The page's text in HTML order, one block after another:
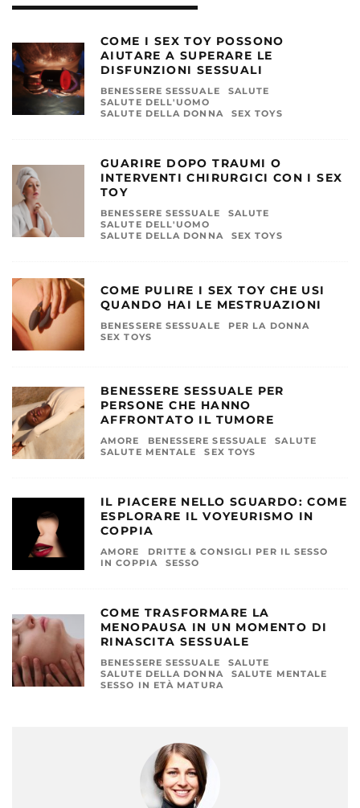
COME I SEX TOY POSSONO
AIUTARE A SUPERARE LE
DISFUNZIONI SESSUALI
BENESSERE SESSUALE
SALUTE
SALUTE DELL'UOMO
SALUTE DELLA DONNA
SEX TOYS
GUARIRE DOPO TRAUMI O
INTERVENTI CHIRURGICI CON I SEX
TOY
BENESSERE SESSUALE
SALUTE
SALUTE DELL'UOMO
SALUTE DELLA DONNA
SEX TOYS
COME PULIRE I SEX TOY CHE USI
QUANDO HAI LE MESTRUAZIONI
BENESSERE SESSUALE
PER LA DONNA
SEX TOYS
BENESSERE SESSUALE PER
PERSONE CHE HANNO
AFFRONTATO IL TUMORE
AMORE BENESSERE SESSUALE
SALUTE
SALUTE MENTALE
SEX TOYS
IL PIACERE NELLO SGUARDO: COME
ESPLORARE IL VOYEURISMO IN
COPPIA
AMORE
DRITTE & CONSIGLI PER IL SESSO
IN COPPIA
SESSO
COME TRASFORMARE LA
MENOPAUSA IN UN MOMENTO DI
RINASCITA SESSUALE
BENESSERE SESSUALE
SALUTE
SALUTE DELLA DONNA
SALUTE MENTALE
SESSO IN ETÀ MATURA